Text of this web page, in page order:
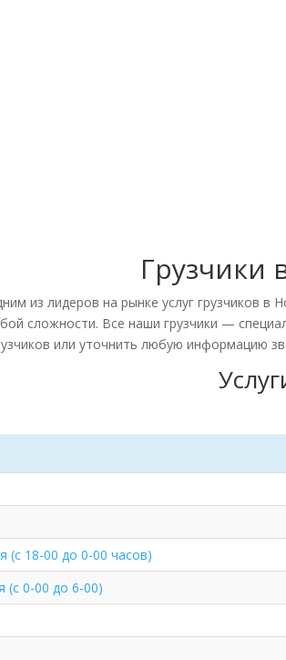
Грузчики
из лидеров на рынке услуг грузчиков в
сложности. Все наши грузчики —
или уточнить любую информацию
(с 18-00 до 0-00 часов)
(с 0-00 до 6-00)